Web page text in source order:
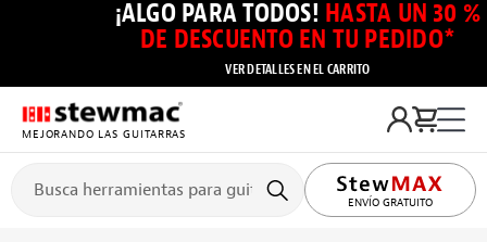
¡ALGO PARA TODOS! HASTA UN 30 %
DE DESCUENTO EN TU PEDIDO*
VER DETALLES EN EL CARRITO
MEJORANDO LAS GUITARRAS
ENVÍO GRATUITO